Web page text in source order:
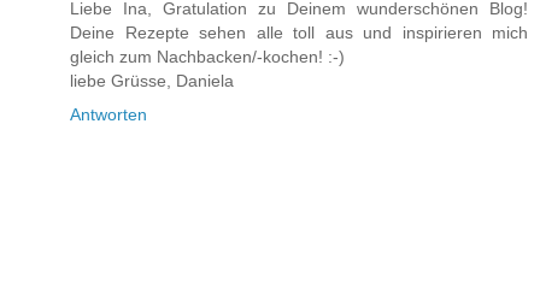
Liebe Ina, Gratulation zu Deinem wunderschönen Blog!
Deine Rezepte sehen alle toll aus und inspirieren mich
gleich zum Nachbacken/-kochen! :-)
liebe Grüsse, Daniela
Antworten